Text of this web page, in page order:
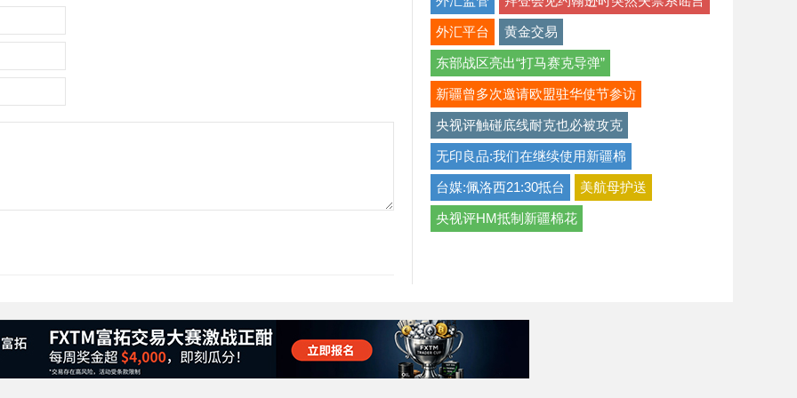
外汇平台 黄金交易
东部战区亮出“打马赛克导弹”
新疆曾多次邀请欧盟驻华使节参访
央视评触碰底线耐克也必被攻克
无印良品:我们在继续使用新疆棉
台媒:佩洛西21:30抵台 美航母护送
央视评HM抵制新疆棉花